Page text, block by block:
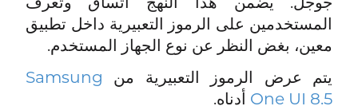
المستخدمين على الرموز التعبيرية داخل تطبيق
معين، بغض النظر عن نوع الجهاز المستخدم.
يتم عرض الرموز التعبيرية من Samsung
One UI 8.5 أدناه.